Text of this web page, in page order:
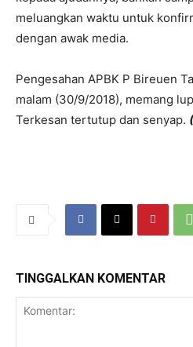
meluangkan waktu untuk
dengan awak media.
Pengesahan APBK P Bireuen
malam (30/9/2018), memang
Terkesan tertutup dan senyap.
TINGGALKAN KOMENTAR